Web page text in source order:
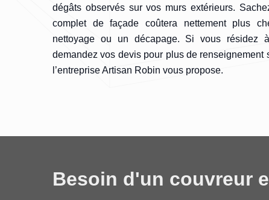
dégâts observés sur vos murs extérieurs.
complet de façade coûtera nettement plus
nettoyage ou un décapage. Si vous résidez
demandez vos devis pour plus de renseignement
l’entreprise Artisan Robin vous propose.
Besoin d'un couvreur